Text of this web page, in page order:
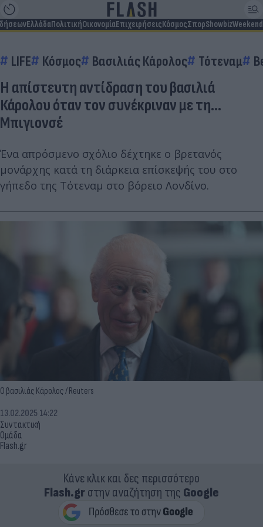
ΕλλάδαΠολιτικήΟικονομίαΕπιχειρήσειςΚόσμοςΣπορShowbizWeekend
LIFE Κόσμος Βασιλιάς Κάρολος Τότεναμ
Η απίστευτη αντίδραση του βασιλιά
Κάρολου όταν τον συνέκριναν με τη...
Μπιγιονσέ
Ένα απρόσμενο σχόλιο δέχτηκε ο βρετανός
μονάρχης κατά τη διάρκεια επίσκεψής του στο
γήπεδο της Τότεναμ στο βόρειο Λονδίνο.
Ο βασιλιάς Κάρολος / Reuters
Συντακτική
Ομάδα
Flash.gr
13.02.2025 14:22
Κάνε κλικ και δες περισσότερο
Flash.grστην αναζήτηση της Google